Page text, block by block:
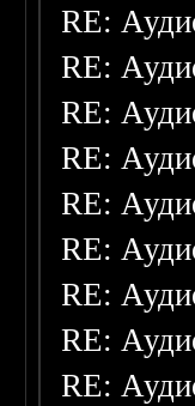
RE:
RE:
RE:
RE:
RE:
RE:
RE:
RE:
RE: